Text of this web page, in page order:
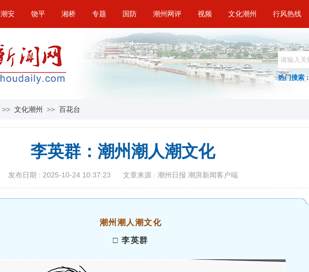
潮安 饶平 湘桥 专题 国防 潮州网评 视频 文化潮州 行风热线
热门搜索 :
>> 文化潮州 >> 百花台
李英群：潮州潮人潮文化
发布日期 : 2025-10-24 10:37:23 文章来源 : 潮州日报 潮湃新闻客户端
潮州潮人潮文化
□ 李英群